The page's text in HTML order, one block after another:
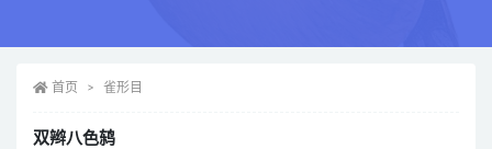
首页 雀形目
双辫八色鸫